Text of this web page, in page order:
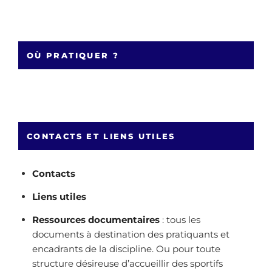
OÙ PRATIQUER ?
CONTACTS ET LIENS UTILES
Contacts
Liens utiles
Ressources documentaires : tous les
documents à destination des pratiquants et
encadrants de la discipline. Ou pour toute
structure désireuse d’accueillir des sportifs